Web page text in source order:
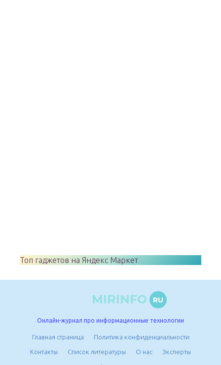
Топ гаджетов на Яндекс Маркет
MIRINFO RU
Онлайн-журнал про информационные технологии
Главная страница Политика конфиденциальности
Контакты Список литературы О нас Эксперты